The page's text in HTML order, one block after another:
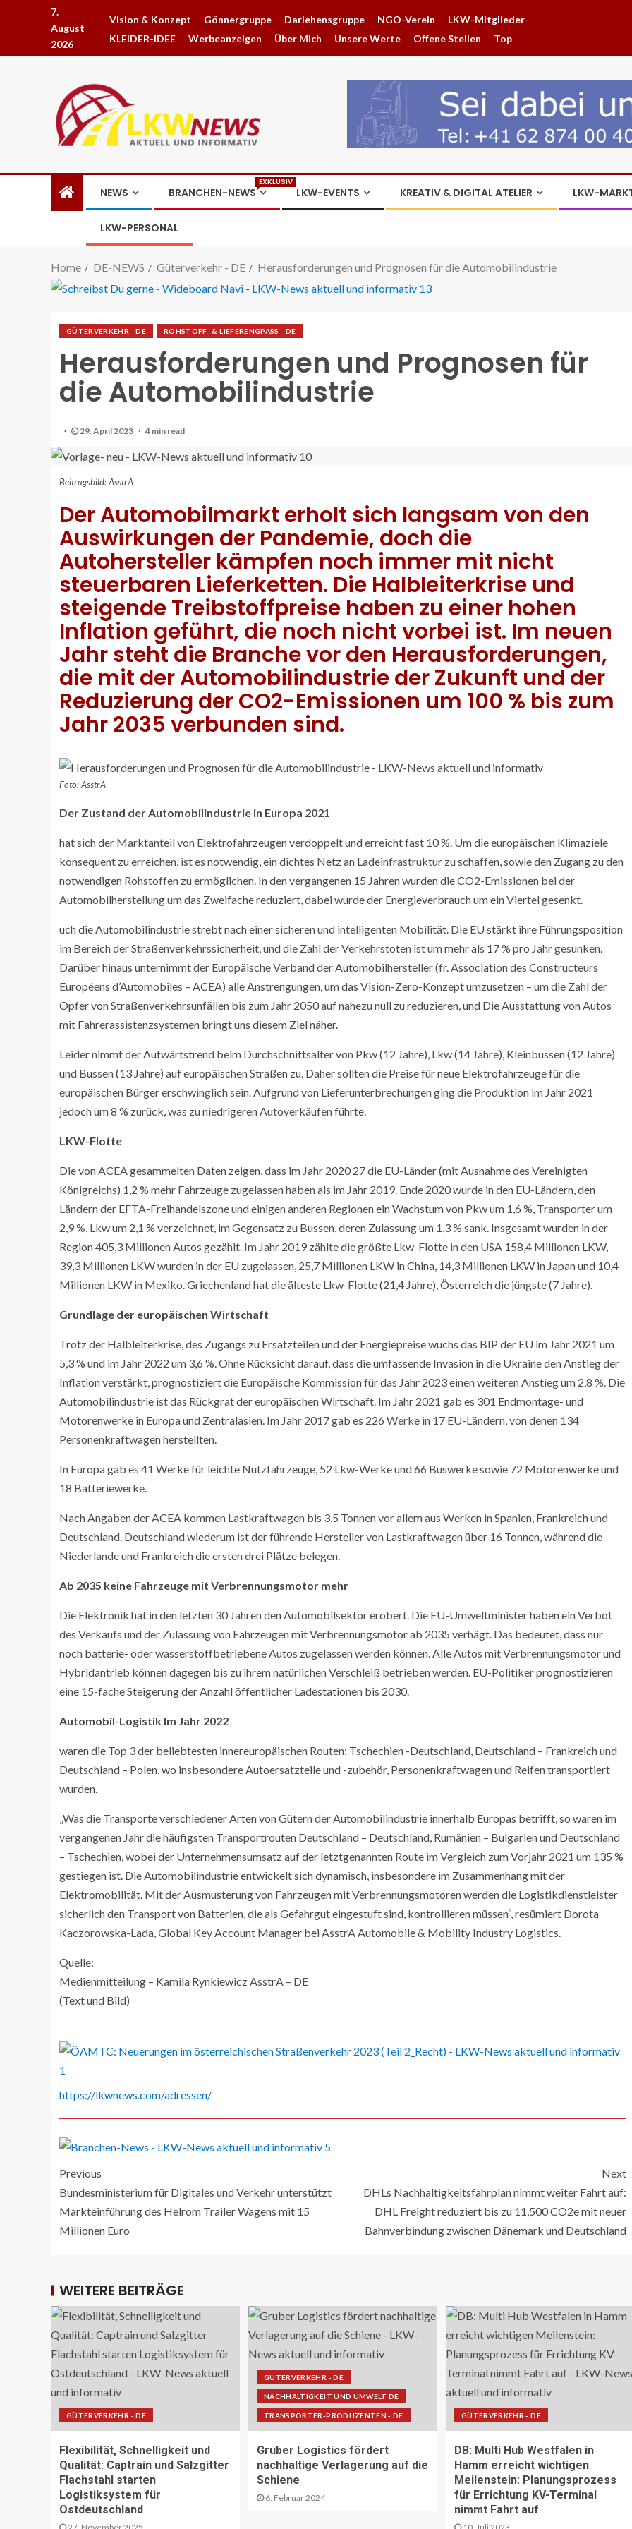
7.
August
2026
Vision & Konzept Gönnergruppe Darlehensgruppe NGO-Verein
LKW-Mitglieder
KLEIDER-IDEE
Werbeanzeigen Über Mich Unsere Werte Offene Stellen Top
NEWS BRANCHEN-NEWS
EXKLUSIV
LKW-EVENTS KREATIV & DIGITAL ATELIER LKW-
LKW-PERSONAL
Home DE-NEWS Güterverkehr - DE Herausforderungen und Prognosen für die Automobilindustrie
GÜTERVERKEHR - DE ROHSTOFF- & LIEFERENGPASS - DE
Herausforderungen und Prognosen für
die Automobilindustrie
29. April 2023 4 min read
Beitragsbild: AsstrA
Der Automobilmarkt erholt sich langsam von den
Auswirkungen der Pandemie, doch die
Autohersteller kämpfen noch immer mit nicht
steuerbaren Lieferketten. Die Halbleiterkrise und
steigende Treibstoffpreise haben zu einer hohen
Inflation geführt, die noch nicht vorbei ist. Im neuen
Jahr steht die Branche vor den Herausforderungen,
die mit der Automobilindustrie der Zukunft und der
Reduzierung der CO2-Emissionen um 100 % bis zum
Jahr 2035 verbunden sind.
Foto: AsstrA
Der Zustand der Automobilindustrie in Europa 2021
hat sich der Marktanteil von Elektrofahrzeugen verdoppelt und erreicht fast 10 %. Um die europäischen Klimaziele
konsequent zu erreichen, ist es notwendig, ein dichtes Netz an Ladeinfrastruktur zu schaffen, sowie den Zugang zu den
notwendigen Rohstoffen zu ermöglichen. In den vergangenen 15 Jahren wurden die CO2-Emissionen bei der
Automobilherstellung um das Zweifache reduziert, dabei wurde der Energieverbrauch um ein Viertel gesenkt.
uch die Automobilindustrie strebt nach einer sicheren und intelligenten Mobilität. Die EU stärkt ihre Führungsposition
im Bereich der Straßenverkehrssicherheit, und die Zahl der Verkehrstoten ist um mehr als 17 % pro Jahr gesunken.
Darüber hinaus unternimmt der Europäische Verband der Automobilhersteller (fr. Association des Constructeurs
Européens d’Automobiles – ACEA) alle Anstrengungen, um das Vision-Zero-Konzept umzusetzen – um die Zahl der
Opfer von Straßenverkehrsunfällen bis zum Jahr 2050 auf nahezu null zu reduzieren, und Die Ausstattung von Autos
mit Fahrerassistenzsystemen bringt uns diesem Ziel näher.
Leider nimmt der Aufwärtstrend beim Durchschnittsalter von Pkw (12 Jahre), Lkw (14 Jahre), Kleinbussen (12 Jahre)
und Bussen (13 Jahre) auf europäischen Straßen zu. Daher sollten die Preise für neue Elektrofahrzeuge für die
europäischen Bürger erschwinglich sein. Aufgrund von Lieferunterbrechungen ging die Produktion im Jahr 2021
jedoch um 8 % zurück, was zu niedrigeren Autoverkäufen führte.
LKW-Flotte
Die von ACEA gesammelten Daten zeigen, dass im Jahr 2020 27 die EU-Länder (mit Ausnahme des Vereinigten
Königreichs) 1,2 % mehr Fahrzeuge zugelassen haben als im Jahr 2019. Ende 2020 wurde in den EU-Ländern, den
Ländern der EFTA-Freihandelszone und einigen anderen Regionen ein Wachstum von Pkw um 1,6 %, Transporter um
2,9 %, Lkw um 2,1 % verzeichnet, im Gegensatz zu Bussen, deren Zulassung um 1,3 % sank. Insgesamt wurden in der
Region 405,3 Millionen Autos gezählt. Im Jahr 2019 zählte die größte Lkw-Flotte in den USA 158,4 Millionen LKW,
39,3 Millionen LKW wurden in der EU zugelassen, 25,7 Millionen LKW in China, 14,3 Millionen LKW in Japan und 10,4
Millionen LKW in Mexiko. Griechenland hat die älteste Lkw-Flotte (21,4 Jahre), Österreich die jüngste (7 Jahre).
Grundlage der europäischen Wirtschaft
Trotz der Halbleiterkrise, des Zugangs zu Ersatzteilen und der Energiepreise wuchs das BIP der EU im Jahr 2021 um
5,3 % und im Jahr 2022 um 3,6 %. Ohne Rücksicht darauf, dass die umfassende Invasion in die Ukraine den Anstieg der
Inflation verstärkt, prognostiziert die Europäische Kommission für das Jahr 2023 einen weiteren Anstieg um 2,8 %. Die
Automobilindustrie ist das Rückgrat der europäischen Wirtschaft. Im Jahr 2021 gab es 301 Endmontage- und
Motorenwerke in Europa und Zentralasien. Im Jahr 2017 gab es 226 Werke in 17 EU-Ländern, von denen 134
Personenkraftwagen herstellten.
In Europa gab es 41 Werke für leichte Nutzfahrzeuge, 52 Lkw-Werke und 66 Buswerke sowie 72 Motorenwerke und
18 Batteriewerke.
Nach Angaben der ACEA kommen Lastkraftwagen bis 3,5 Tonnen vor allem aus Werken in Spanien, Frankreich und
Deutschland. Deutschland wiederum ist der führende Hersteller von Lastkraftwagen über 16 Tonnen, während die
Niederlande und Frankreich die ersten drei Plätze belegen.
Ab 2035 keine Fahrzeuge mit Verbrennungsmotor mehr
Die Elektronik hat in den letzten 30 Jahren den Automobilsektor erobert. Die EU-Umweltminister haben ein Verbot
des Verkaufs und der Zulassung von Fahrzeugen mit Verbrennungsmotor ab 2035 verhägt. Das bedeutet, dass nur
noch batterie- oder wasserstoffbetriebene Autos zugelassen werden können. Alle Autos mit Verbrennungsmotor und
Hybridantrieb können dagegen bis zu ihrem natürlichen Verschleiß betrieben werden. EU-Politiker prognostizieren
eine 15-fache Steigerung der Anzahl öffentlicher Ladestationen bis 2030.
Automobil-Logistik Im Jahr 2022
waren die Top 3 der beliebtesten innereuropäischen Routen: Tschechien -Deutschland, Deutschland – Frankreich und
Deutschland – Polen, wo insbesondere Autoersatzteile und -zubehör, Personenkraftwagen und Reifen transportiert
wurden.
„Was die Transporte verschiedener Arten von Gütern der Automobilindustrie innerhalb Europas betrifft, so waren im
vergangenen Jahr die häufigsten Transportrouten Deutschland – Deutschland, Rumänien – Bulgarien und Deutschland
– Tschechien, wobei der Unternehmensumsatz auf der letztgenannten Route im Vergleich zum Vorjahr 2021 um 135 %
gestiegen ist. Die Automobilindustrie entwickelt sich dynamisch, insbesondere im Zusammenhang mit der
Elektromobilität. Mit der Ausmusterung von Fahrzeugen mit Verbrennungsmotoren werden die Logistikdienstleister
sicherlich den Transport von Batterien, die als Gefahrgut eingestuft sind, kontrollieren müssen“, resümiert Dorota
Kaczorowska-Lada, Global Key Account Manager bei AsstrA Automobile & Mobility Industry Logistics.
Quelle:
Medienmitteilung – Kamila Rynkiewicz AsstrA – DE
(Text und Bild)
https://lkwnews.com/adressen/
Previous
Bundesministerium für Digitales und Verkehr unterstützt
Markteinführung des Helrom Trailer Wagens mit 15
Millionen Euro
Next
DHLs Nachhaltigkeitsfahrplan nimmt weiter Fahrt auf:
DHL Freight reduziert bis zu 11,500 CO2e mit neuer
Bahnverbindung zwischen Dänemark und Deutschland
WEITERE BEITRÄGE
GÜTERVERKEHR - DE
Flexibilität, Schnelligkeit und
Qualität: Captrain und Salzgitter
Flachstahl starten
Logistiksystem für
Ostdeutschland
GÜTERVERKEHR - DE
NACHHALTIGKEIT UND UMWELT DE
TRANSPORTER-PRODUZENTEN - DE
Gruber Logistics fördert
nachhaltige Verlagerung auf die
Schiene
6. Februar 2024
GÜTERVERKEHR - DE
DB: Multi Hub Westfalen in
Hamm erreicht wichtigen
Meilenstein: Planungsprozess
für Errichtung KV-Terminal
nimmt Fahrt auf